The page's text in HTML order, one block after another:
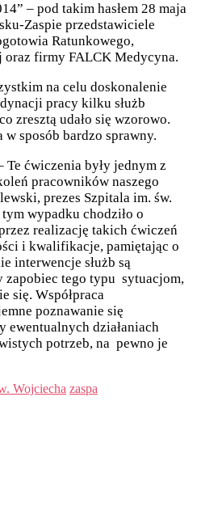
– pod takim hasłem 28 maja
Zaspie przedstawiciele
Ratunkowego,
oraz firmy FALCK Medycyna.
na celu doskonalenie
pracy kilku służb
zresztą udało się wzorowo.
sposób bardzo sprawny.
Te ćwiczenia były jednym z
pracowników naszego
prezes Szpitala im. św.
wypadku chodziło o
realizację takich ćwiczeń
i kwalifikacje, pamiętając o
interwencje służb są
zapobiec tego typu sytuacjom,
się. Współpraca
poznawanie się
ewentualnych działaniach
potrzeb, na pewno je
Wojciecha zaspa